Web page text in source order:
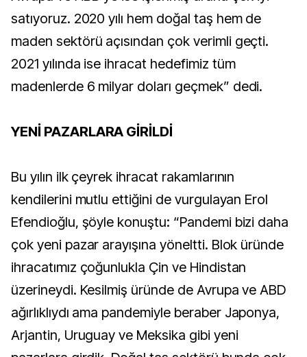
satıyoruz. 2020 yılı hem doğal taş hem de
maden sektörü açısından çok verimli geçti.
2021 yılında ise ihracat hedefimiz tüm
madenlerde 6 milyar doları geçmek” dedi.
YENİ PAZARLARA GİRİLDİ
Bu yılın ilk çeyrek ihracat rakamlarının
kendilerini mutlu ettiğini de vurgulayan Erol
Efendioğlu, şöyle konuştu: “Pandemi bizi daha
çok yeni pazar arayışına yöneltti. Blok üründe
ihracatımız çoğunlukla Çin ve Hindistan
üzerineydi. Kesilmiş üründe de Avrupa ve ABD
ağırlıklıydı ama pandemiyle beraber Japonya,
Arjantin, Uruguay ve Meksika gibi yeni